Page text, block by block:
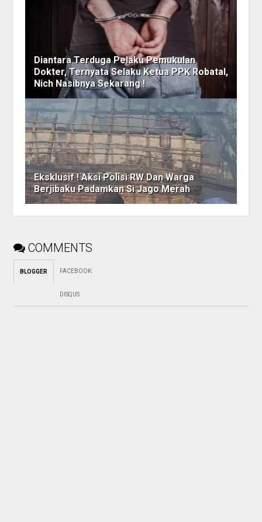
Diantara Terduga Pelaku Pemukulan
Dokter, Ternyata Selaku Ketua PPK Robatal,
Nich Nasibnya Sekarang !
Eksklusif ! Aksi Polisi RW Dan Warga
Berjibaku Padamkan Si Jago Merah
COMMENTS
BLOGGER FACEBOOK:
DISQUS